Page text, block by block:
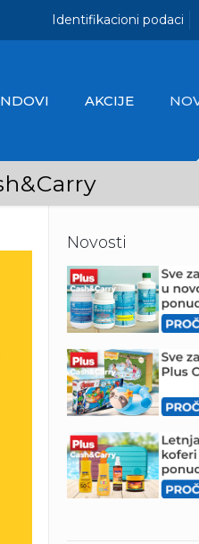
Identifikacioni podaci
AKCIJE
Novosti